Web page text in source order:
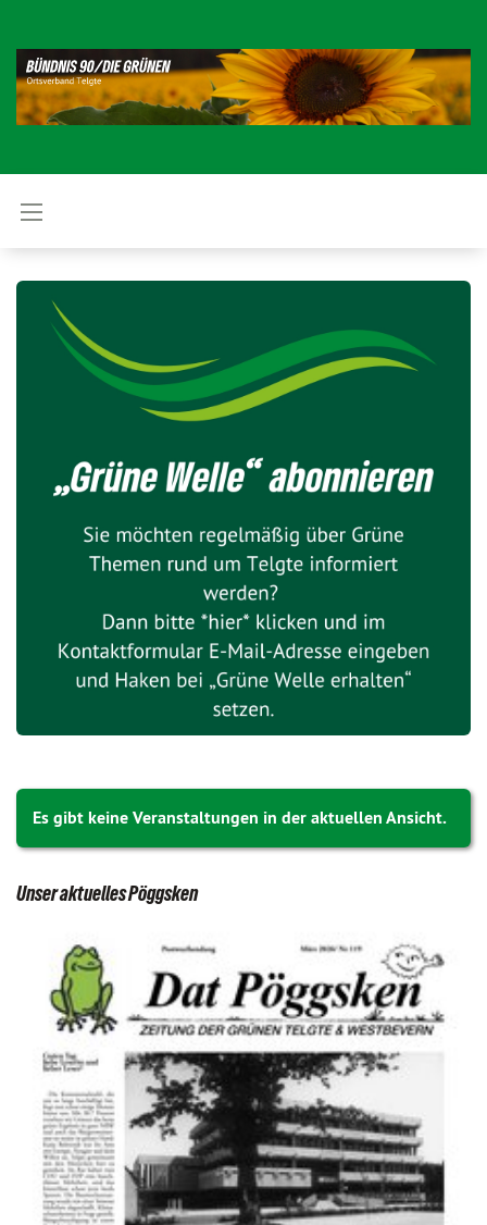
Es gibt keine Veranstaltungen in der aktuellen Ansicht.
Unser aktuelles Pöggsken